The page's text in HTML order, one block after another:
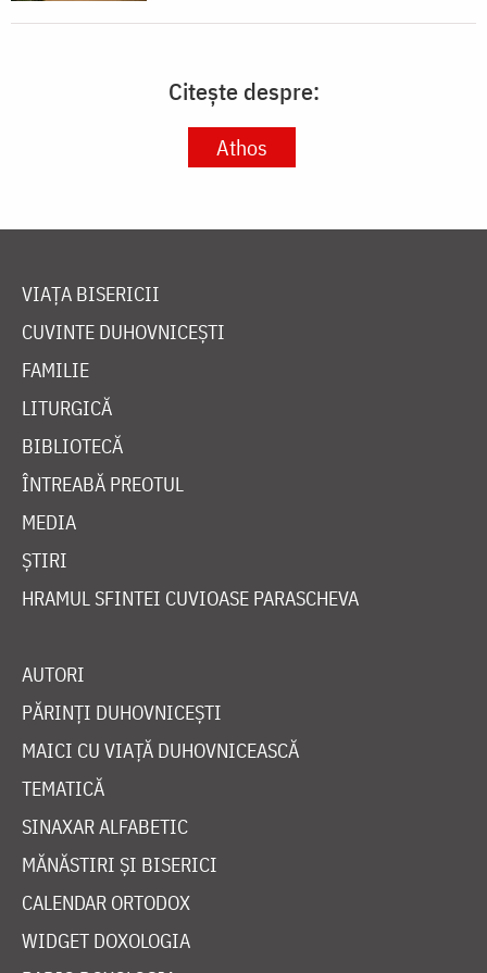
Citește despre:
Athos
VIAȚA BISERICII
CUVINTE DUHOVNICEȘTI
FAMILIE
LITURGICĂ
BIBLIOTECĂ
ÎNTREABĂ PREOTUL
MEDIA
ȘTIRI
HRAMUL SFINTEI CUVIOASE PARASCHEVA
AUTORI
PĂRINȚI DUHOVNICEȘTI
MAICI CU VIAȚĂ DUHOVNICEASCĂ
TEMATICĂ
SINAXAR ALFABETIC
MĂNĂSTIRI ȘI BISERICI
CALENDAR ORTODOX
WIDGET DOXOLOGIA